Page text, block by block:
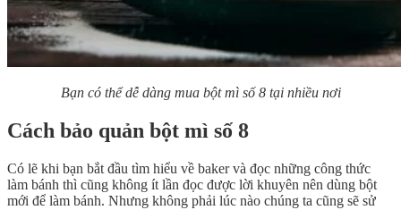
Bạn có thể dễ dàng mua bột mì số 8 tại nhiều nơi
Cách bảo quản bột mì số 8
Có lẽ khi bạn bắt đầu tìm hiểu về baker và đọc những công thức
làm bánh thì cũng không ít lần đọc được lời khuyên nên dùng bột
mới để làm bánh. Nhưng không phải lúc nào chúng ta cũng sẽ sử